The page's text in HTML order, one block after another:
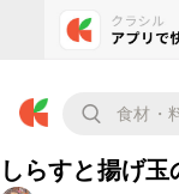
しらすと揚げ